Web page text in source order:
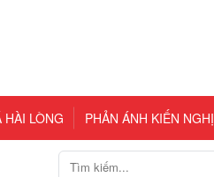
HÀI LÒNG PHẢN ÁNH KIẾN NGHỊ